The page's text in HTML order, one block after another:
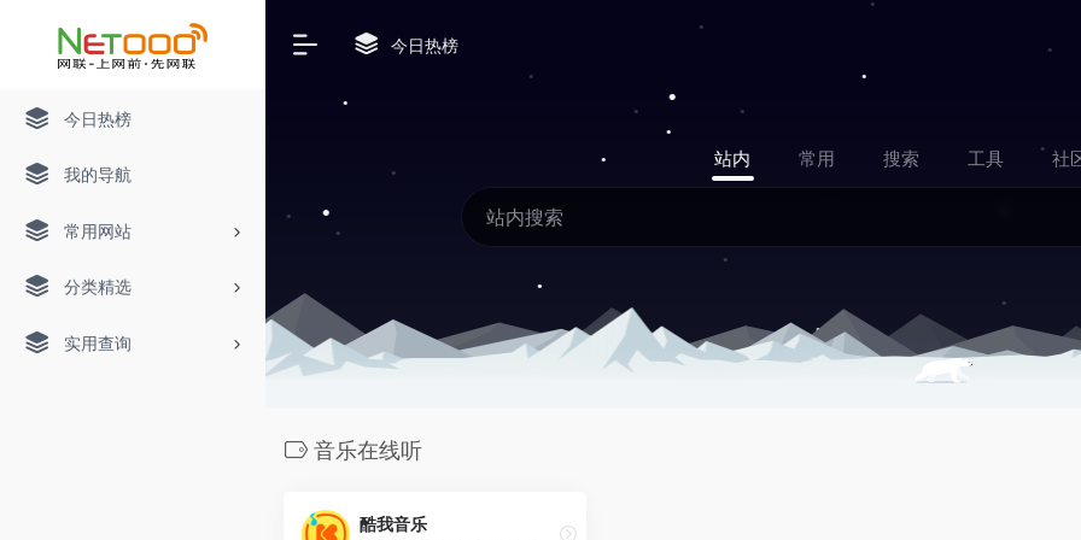
今日热榜
我的导航
常用网站
分类精选
实用查询
今日热榜
站内 常用 搜索 工具 社
音乐在线听
酷我音乐